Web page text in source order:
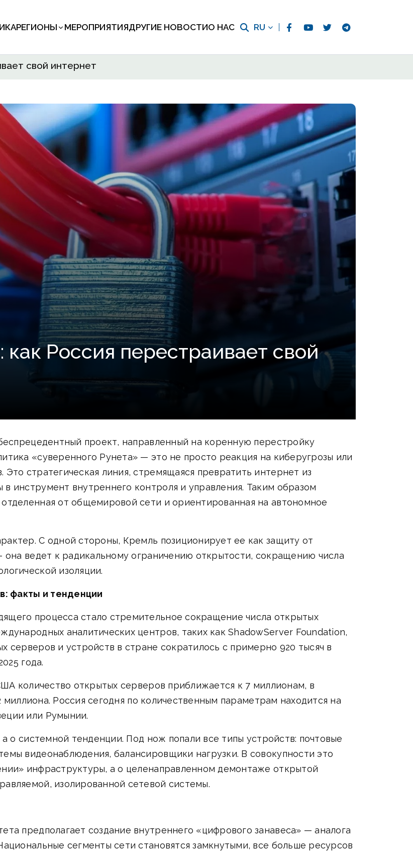
РЕГИОНЫ МЕРОПРИЯТИЯДРУГИЕ НОВОСТИО НАС RU
свой интернет
Россия перестраивает свой
проект, направленный на коренную перестройку
«суверенного Рунета» — это не просто реакция на киберугрозы или
стратегическая линия, стремящаяся превратить интернет из
инструмент внутреннего контроля и управления. Таким образом
от общемировой сети и ориентированная на автономное
С одной стороны, Кремль позиционирует ее как защиту от
ведет к радикальному ограничению открытости, сокращению числа
изоляции.
факты и тенденции
процесса стало стремительное сокращение числа открытых
аналитических центров, таких как ShadowServer Foundation,
серверов и устройств в стране сократилось с примерно 920 тысяч в
года.
количество открытых серверов приближается к 7 миллионам, в
Россия сегодня по количественным параметрам находится на
или Румынии.
о системной тенденции. Под нож попали все типы устройств: почтовые
видеонаблюдения, балансировщики нагрузки. В совокупности это
инфраструктуры, а о целенаправленном демонтаже открытой
изолированной сетевой системы.
предполагает создание внутреннего «цифрового занавеса» — аналога
сегменты сети становятся замкнутыми, все больше ресурсов